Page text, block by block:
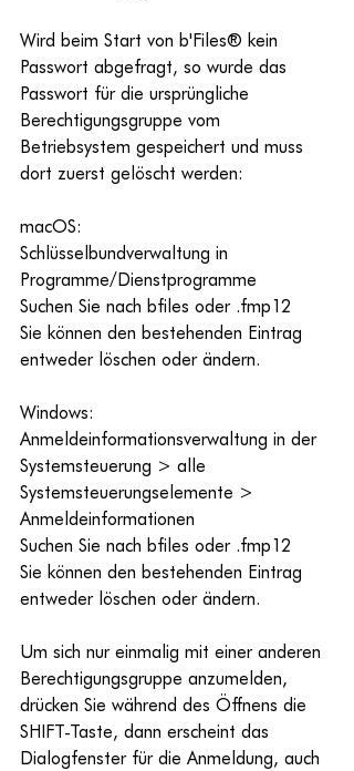
Wird beim Start von b'Files® kein
Passwort abgefragt, so wurde das
Passwort für die ursprüngliche
Berechtigungsgruppe vom
Betriebsystem gespeichert und muss
dort zuerst gelöscht werden:
macOS:
Schlüsselbundverwaltung in
Programme/Dienstprogramme
Suchen Sie nach bfiles oder .fmp12
Sie können den bestehenden Eintrag
entweder löschen oder ändern.
Windows:
Anmeldeinformationsverwaltung in der
Systemsteuerung > alle
Systemsteuerungselemente >
Anmeldeinformationen
Suchen Sie nach bfiles oder .fmp12
Sie können den bestehenden Eintrag
entweder löschen oder ändern.
Um sich nur einmalig mit einer anderen
Berechtigungsgruppe anzumelden,
drücken Sie während des Öffnens die
SHIFT-Taste, dann erscheint das
Dialogfenster für die Anmeldung, auch